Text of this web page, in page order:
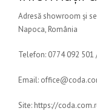
Adresă showroom și
Napoca, România
Telefon: 0774 092
Email:
Site: https://